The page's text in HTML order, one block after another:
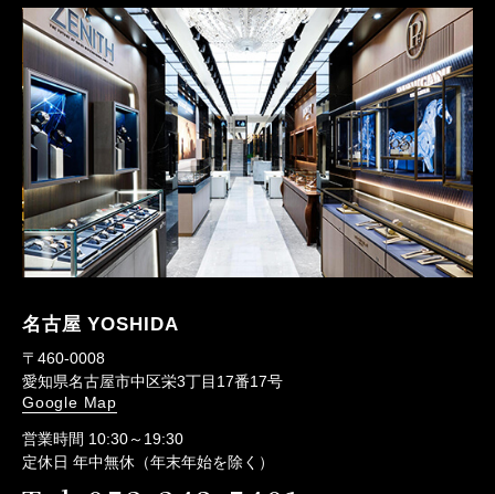
名古屋 YOSHIDA
〒460-0008
愛知県名古屋市中区栄3丁目17番17号
Google Map
営業時間 10:30～19:30
定休日 年中無休（年末年始を除く）